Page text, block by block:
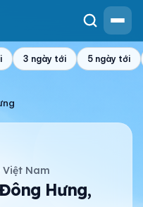
3 ngày tới 5 ngày tới
Việt Nam
Hưng,